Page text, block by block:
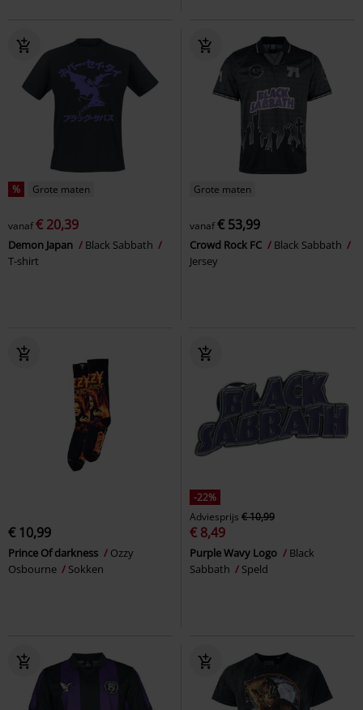
% Grote maten
vanaf€ 20,39
Demon Japan
Black Sabbath
T-shirt
Grote maten
vanaf€ 53,99
Crowd Rock FC
Black Sabbath
Jersey
€ 10,99
Prince Of darkness
Ozzy
Osbourne
Sokken
-22%
Adviesprijs € 10,99
€ 8,49
Purple Wavy Logo
Black
Sabbath
Speld